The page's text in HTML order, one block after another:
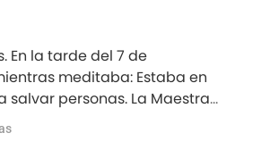
En la tarde del 7 de
meditaba: Estaba en
personas. La Maestra
escalera de loto para que
de la Lluv